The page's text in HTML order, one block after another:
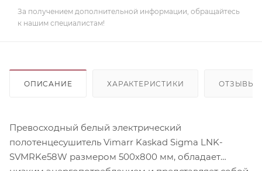
За получением дополнительной информации, обращайтесь
к нашим специалистам!
ОПИСАНИЕ ХАРАКТЕРИСТИКИ ОТЗЫВЫ
Превосходный белый электрический
полотенцесушитель Vimarr Kaskad Sigma LNK-
SVMRKe58W размером 500х800 мм, обладает